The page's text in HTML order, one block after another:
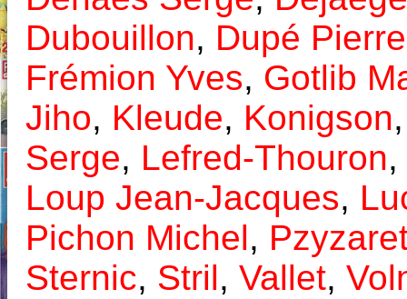
Dubouillon, Dupé Pierre
Frémion Yves, Gotlib
Jiho, Kleude, Konigson
Serge, Lefred-Thouron,
Loup Jean-Jacques,
Pichon Michel,
Sternic, Stril, Vallet,